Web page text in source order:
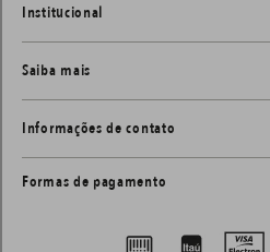
Institucional
Saiba mais
Informações de contato
Formas de pagamento